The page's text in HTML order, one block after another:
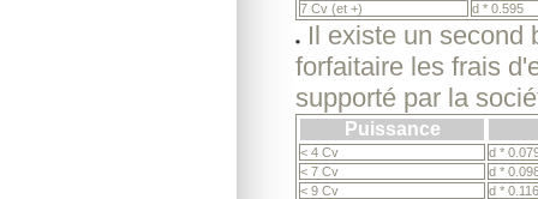
7 Cv (et +)
d * 0.595
Il existe un second
forfaitaire les frais
supporté par la
Puissance
< 4 Cv
d *
< 7 Cv
d *
< 9 Cv
d * 0.116